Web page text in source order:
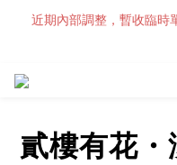
近期內部調整，暫收臨時
貳樓有花